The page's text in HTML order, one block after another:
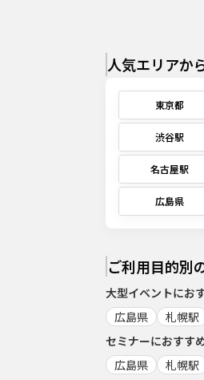
人気エリアか
東京都
渋谷駅
名古屋駅
広島県
ご利用目的別
大型イベントにお
広島県
札幌駅
セミナーにおすす
広島県
札幌駅